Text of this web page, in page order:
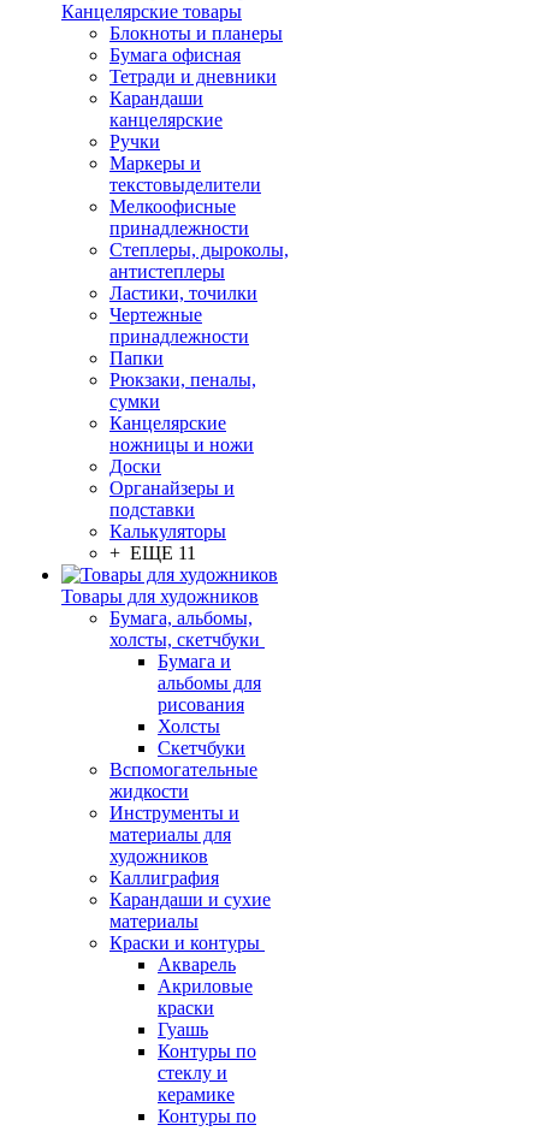
Канцелярские товары
Блокноты и планеры
Бумага офисная
Тетради и дневники
Карандаши
канцелярские
Ручки
Маркеры и
текстовыделители
Мелкоофисные
принадлежности
Степлеры, дыроколы,
антистеплеры
Ластики, точилки
Чертежные
принадлежности
Папки
Рюкзаки, пеналы,
сумки
Канцелярские
ножницы и ножи
Доски
Органайзеры и
подставки
Калькуляторы
+ ЕЩЕ 11
Товары для художников
Бумага, альбомы,
холсты, скетчбуки
Бумага и
альбомы для
рисования
Холсты
Скетчбуки
Вспомогательные
жидкости
Инструменты и
материалы для
художников
Каллиграфия
Карандаши и сухие
материалы
Краски и контуры
Акварель
Акриловые
краски
Гуашь
Контуры по
стеклу и
керамике
Контуры по